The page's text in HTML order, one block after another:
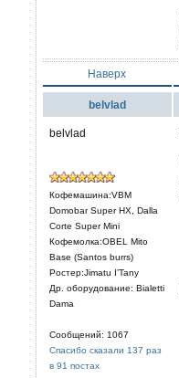
Наверх
belvlad
belvlad
Кофемашина:VBM
Domobar Super HX, Dalla
Corte Super Mini
Кофемолка:OBEL Mito
Base (Santos burrs)
Ростер:Jimatu I’Tany
Др. оборудование: Bialetti
Dama
Сообщений: 1067
Спасибо сказали 137 раз
в 91 постах